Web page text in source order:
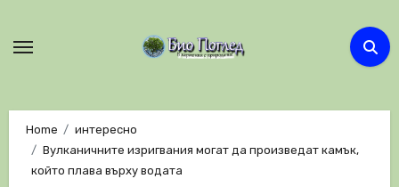
Home
интересно
Вулканичните изригвания могат да произведат камък,
който плава върху водата